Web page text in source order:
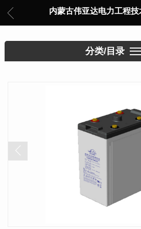
内蒙古伟亚达电力工程技
分类/目录